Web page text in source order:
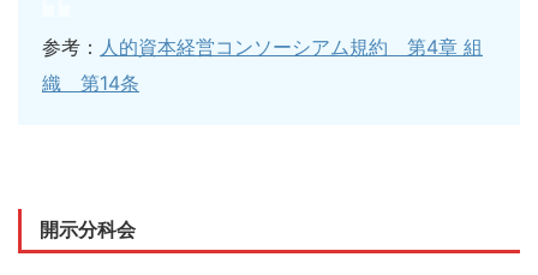
参考： 人的資本経営コンソーシアム規約 第4章 組
織 第14条
開示分科会